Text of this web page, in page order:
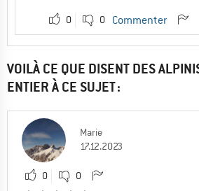
0 0 Commenter
VOILÀ CE QUE DISENT DES
ENTIER À CE SUJET :
Marie
17.12.2023
0 0